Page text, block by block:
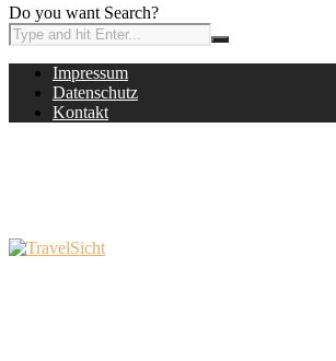
Do you want Search?
Impressum
Datenschutz
Kontakt